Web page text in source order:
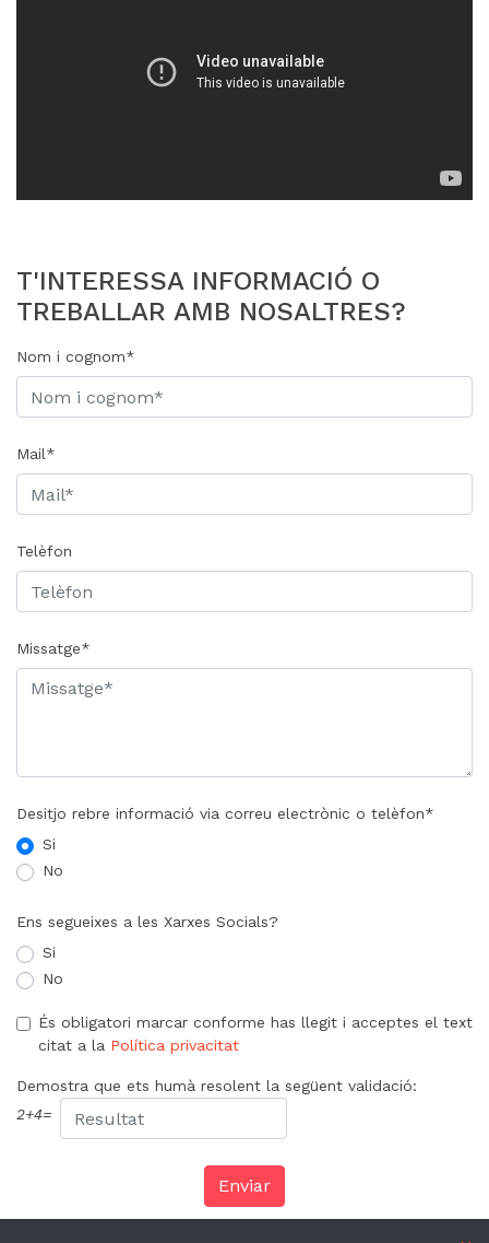
T'INTERESSA INFORMACIÓ O
TREBALLAR AMB NOSALTRES?
Nom i cognom*
Mail*
Telèfon
Missatge*
Desitjo rebre informació via correu electrònic o telèfon*
Si
No
Ens segueixes a les Xarxes Socials?
Si
No
És obligatori marcar conforme has llegit i acceptes el text
citat a la Política privacitat
Demostra que ets humà resolent la següent validació:
2+4=